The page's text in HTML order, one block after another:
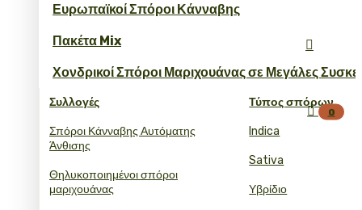
Ευρωπαϊκοί Σπόροι Κάνναβης
Πακέτα Mix
Χονδρικοί Σπόροι Μαριχουάνας σε Μεγάλες
Συλλογές
Σπόροι Κάνναβης Αυτόματης
Άνθισης
Θηλυκοποιημένοι σπόροι
μαριχουάνας
Τύπος σπόρων
Indica
Sativa
Υβρίδιο

 0